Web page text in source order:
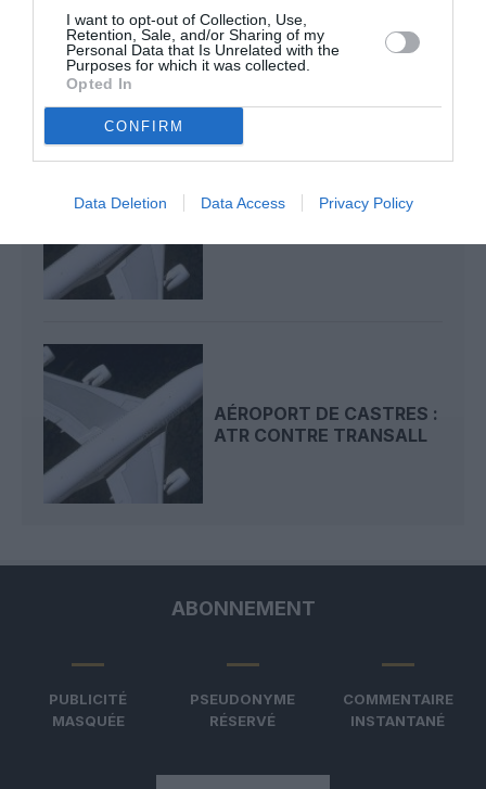
I want to opt-out of Collection, Use,
Retention, Sale, and/or Sharing of my
Personal Data that Is Unrelated with the
Purposes for which it was collected.
Opted In
CONFIRM
Data Deletion Data Access Privacy Policy
UNE FUSION D’AIRLINAIR,
BRIT AIR...
ZOOM SUR L'AVENIR DU
AÉROPORT DE CASTRES :
ATR CONTRE TRANSALL
ABONNEMENT
PUBLICITÉ
MASQUÉE
PSEUDONYME
RÉSERVÉ
COMMENTAIRE
INSTANTANÉ